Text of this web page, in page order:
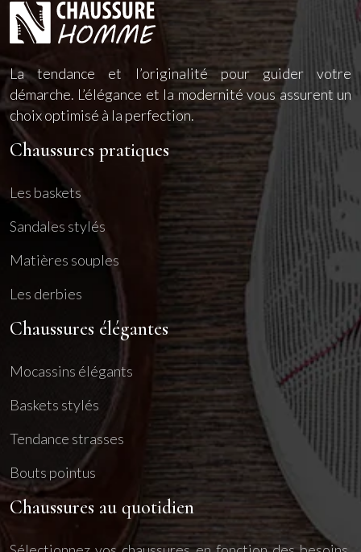
La tendance et l’originalité pour guider votre
démarche. L’élégance et la modernité vous assurent un
choix optimisé à la perfection.
Chaussures pratiques
Les baskets
Sandales stylés
Matières souples
Les derbies
Chaussures élégantes
Mocassins élégants
Baskets stylés
Tendance strasses
Bouts pointus
Chaussures au quotidien